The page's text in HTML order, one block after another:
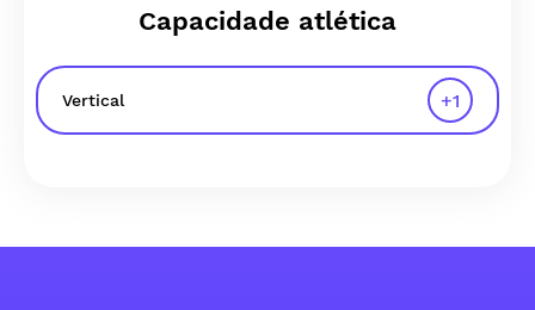
Capacidade atlética
Vertical +1